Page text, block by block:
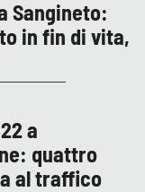
Sangineto:
in fin di vita,
a
quattro
al traffico